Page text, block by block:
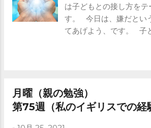
human.com/mail-
は子どもとの接し方をテ
す。 今日は、嫌だとい
てあげよう、です。 子
しまった時、 兄弟でけ
す。 そんな時は、 子ど
こともあるでしょう。
あったのかと思って、
月曜（親の勉強）
第75週（私のイギリスでの経